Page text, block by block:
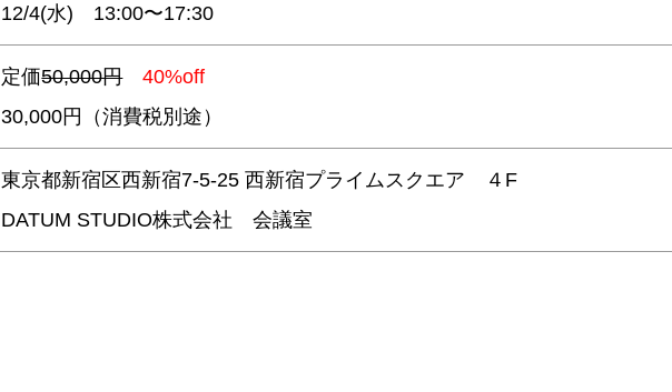
12/4(水) 13:00〜17:30
定価50,000円
40%off
30,000円（消費税別途）
東京都新宿区西新宿7-5-25 西新宿プライムスクエア ４F
DATUM STUDIO株式会社 会議室